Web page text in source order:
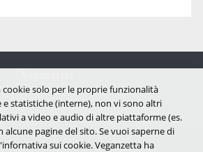
mondo vegan e antispecista
cookie solo per le proprie funzionalità
statistiche (interne), non vi sono altri
a video e audio di altre piattaforme (es.
pagine del sito. Se vuoi saperne di
sui cookie. Veganzetta ha